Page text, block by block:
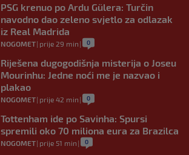
PSG krenuo po Ardu Gülera: Turčin
navodno dao zeleno svjetlo za odlazak
iz Real Madrida
NOGOMET| prije 29 min | 0
Riješena dugogodišnja misterija o Joseu
Mourinhu: Jedne noći me je nazvao i
plakao
NOGOMET| prije 42 min | 0
Tottenham ide po Savinha: Spursi
spremili oko 70 miliona eura za Brazilca
NOGOMET| prije 51 min | 0